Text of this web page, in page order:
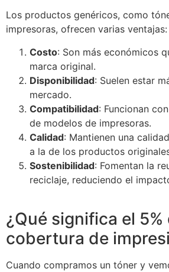
Los productos genéricos, como
impresoras, ofrecen varias ventajas:
Costo: Son más económicos
marca original.
Disponibilidad: Suelen estar
mercado.
Compatibilidad: Funcionan
de modelos de impresoras.
Calidad: Mantienen una
a la de los productos
Sostenibilidad: Fomentan la
reciclaje, reduciendo el
¿Qué significa el 5%
cobertura de
Cuando compramos un tóner y